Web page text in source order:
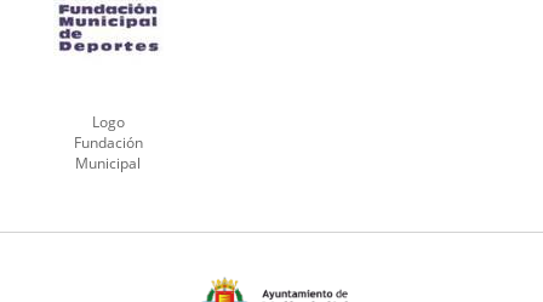
Logo
Fundación
Municipal